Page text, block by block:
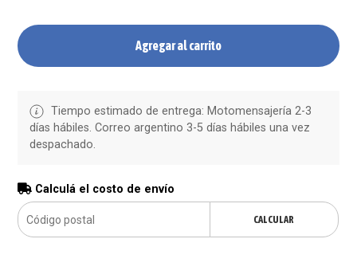
Agregar al carrito
Tiempo estimado de entrega: Motomensajería 2-3
días hábiles. Correo argentino 3-5 días hábiles una vez
despachado.
Calculá el costo de envío
CALCULAR